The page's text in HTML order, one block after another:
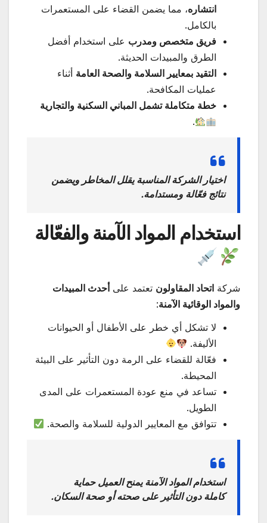
انتشاره، مما يضمن القضاء على المستعمرات
بالكامل.
فريق متخصص ومدرب على استخدام أفضل
الطرق والمبيدات الحديثة.
التقيد بمعايير السلامة والصحة العامة أثناء
عمليات المكافحة.
خطة متكاملة تشمل المباني السكنية والتجارية
.
اختيار الشركة المناسبة يقلل المخاطر ويضمن
نتائج فعّالة ومستدامة.
استخدام المواد الآمنة والفعّالة
شركة اتحاد المقاولون تعتمد علىأحدث المبيدات
والمواد الوقائية الآمنة:
لا تشكل أي خطر على الأطفال أو الحيوانات
الأليفة.
فعّالة للقضاء على الرمة دون التأثير على البيئة
المحيطة.
تساعد في منع عودة المستعمرات على المدى
الطويل.
تتوافق مع المعايير الدولية للسلامة والصحة.
استخدام المواد الآمنة يمنح العميل حماية
كاملة دون التأثير على صحته أو صحة السكان.